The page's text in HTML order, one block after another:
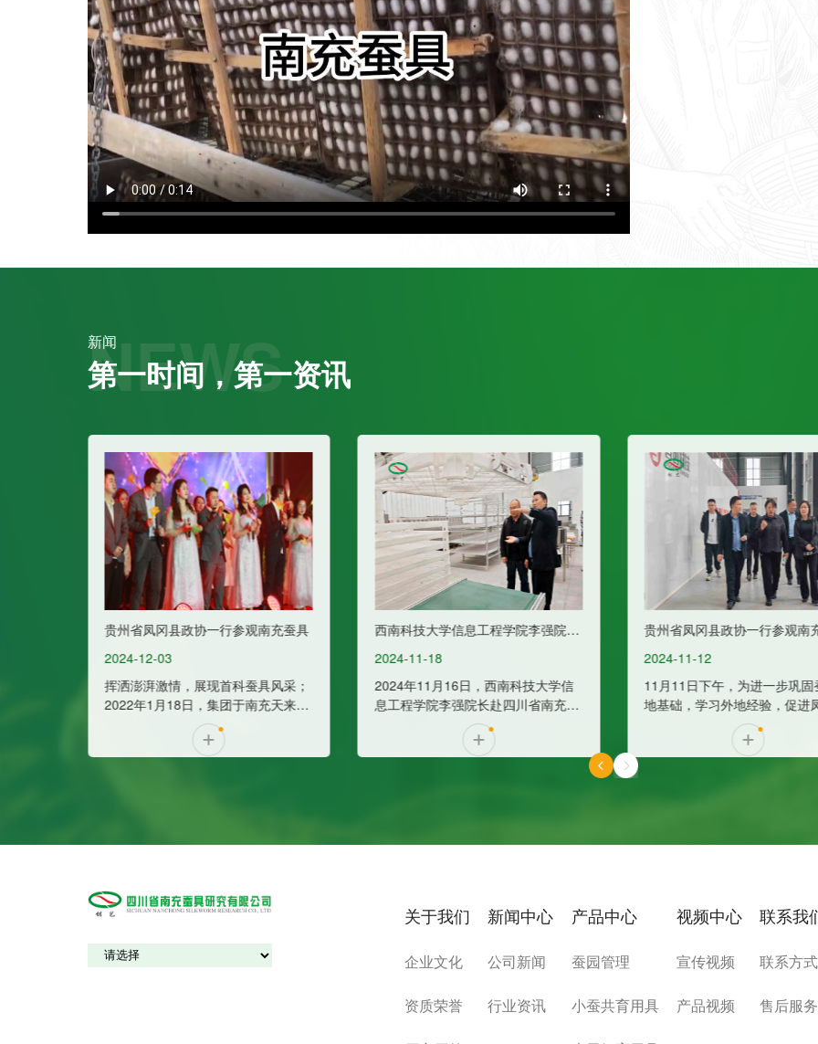
新闻
第一时间，第一资讯
NEWS
西南科技大学信息工程学院李强院长
赴南充蚕具调研参观
2024-11-18
2024年11月16日，西南科技大学信
息工程学院李强院长赴四川省南充蚕
具研究有限公司调研参观，国家蚕桑
技术体系机械化研究室张剑飞主任陪
同参观。蚕具事业部总经理蔺全廷、
贵州省凤冈县政协一行参观南充蚕具
2024-11-12
11月11日下午，为进一步巩固蚕桑基
地基础，学习外地经验，促进凤冈县
蚕桑产业转型升级，凤冈县政协党组
书记、主席周宗琴带领考察组一行莅
临我司考察学习。
镇巴考察团赴南充蚕
2024-10-16
10月10日，镇巴县农
员蚕桑技术指导站站
村书记、养蚕专业合
南充首创科技&amp;
观考察小蚕人工饲料
关于我们
企业文化
资质荣誉
新闻中心
公司新闻
行业资讯
产品中心
蚕园管理
小蚕共育用具
视频中心
宣传视频
产品视频
联系我
联系方式
售后服务